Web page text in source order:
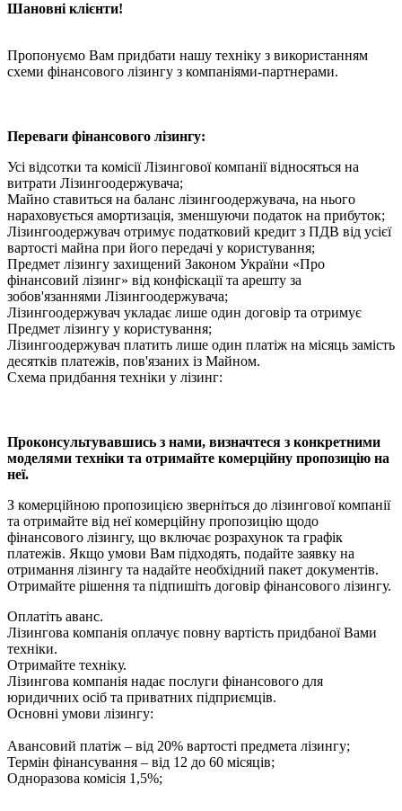
Шановні клієнти!
Пропонуємо Вам придбати нашу техніку з використанням
схеми фінансового лізингу з компаніями-партнерами.
Переваги фінансового лізингу:
Усі відсотки та комісії Лізингової компанії відносяться на
витрати Лізингоодержувача;
Майно ставиться на баланс лізингоодержувача, на нього
нараховується амортизація, зменшуючи податок на прибуток;
Лізингоодержувач отримує податковий кредит з ПДВ від усієї
вартості майна при його передачі у користування;
Предмет лізингу захищений Законом України «Про
фінансовий лізинг» від конфіскації та арешту за
зобов'язаннями Лізингоодержувача;
Лізингоодержувач укладає лише один договір та отримує
Предмет лізингу у користування;
Лізингоодержувач платить лише один платіж на місяць замість
десятків платежів, пов'язаних із Майном.
Схема придбання техніки у лізинг:
Проконсультувавшись з нами, визначтеся з конкретними
моделями техніки та отримайте комерційну пропозицію на
неї.
З комерційною пропозицією зверніться до лізингової компанії
та отримайте від неї комерційну пропозицію щодо
фінансового лізингу, що включає розрахунок та графік
платежів. Якщо умови Вам підходять, подайте заявку на
отримання лізингу та надайте необхідний пакет документів.
Отримайте рішення та підпишіть договір фінансового лізингу.
Оплатіть аванс.
Лізингова компанія оплачує повну вартість придбаної Вами
техніки.
Отримайте техніку.
Лізингова компанія надає послуги фінансового для
юридичних осіб та приватних підприємців.
Основні умови лізингу:
Авансовий платіж – від 20% вартості предмета лізингу;
Термін фінансування – від 12 до 60 місяців;
Одноразова комісія 1,5%;